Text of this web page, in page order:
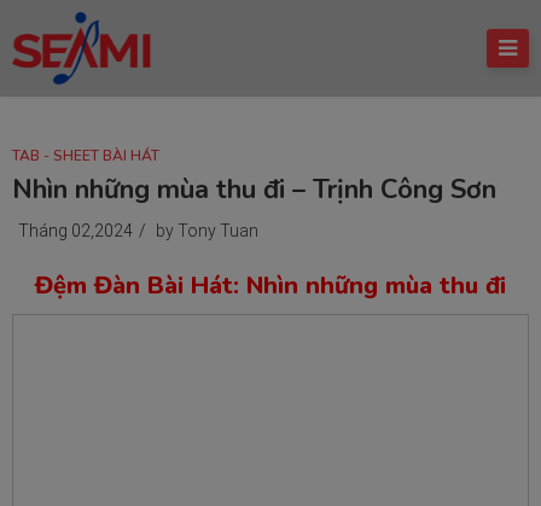
TAB - SHEET BÀI HÁT
Nhìn những mùa thu đi – Trịnh Công Sơn
Tháng 02,2024 / by Tony Tuan
Đệm Đàn Bài Hát: Nhìn những mùa thu đi